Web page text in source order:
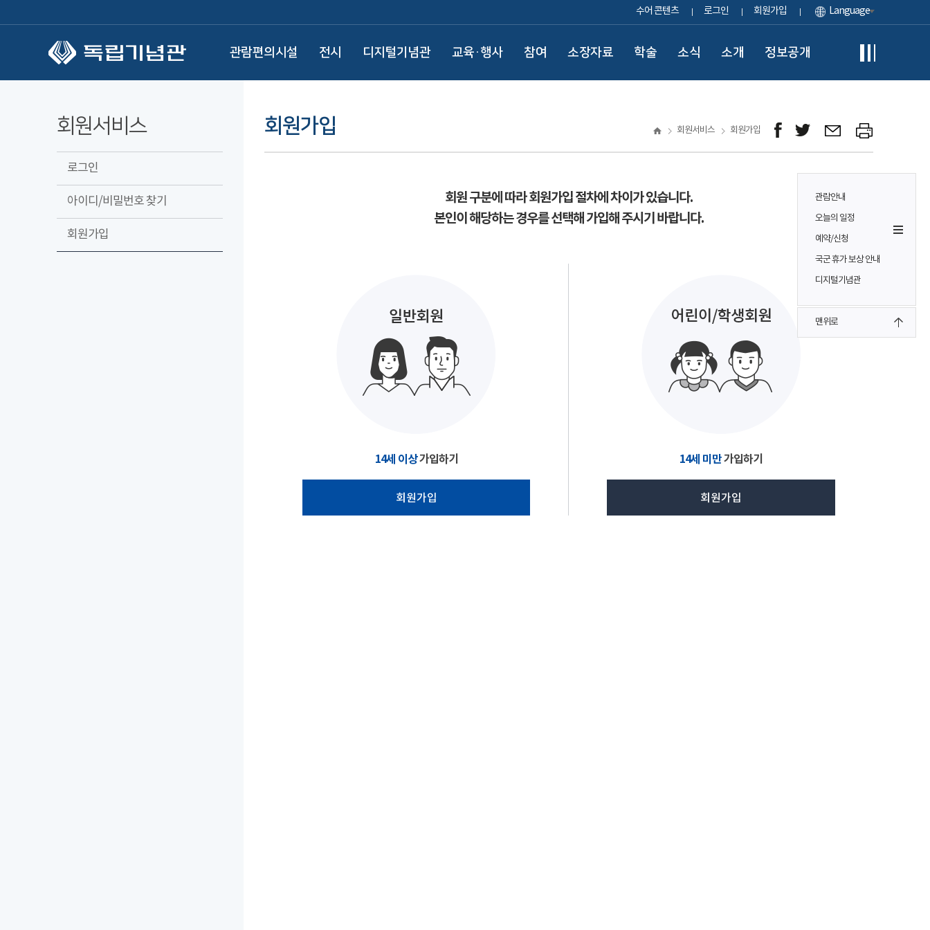
수어 콘텐츠 로그인 회원가입 Language
관람편의시설 전시 디지털기념관 교육·행사 참여 소장자료 학술 소식 소개 정보공개
회원서비스
로그인
아이디/비밀번호 찾기
회원가입
회원가입 회원서비스 회원가입
회원 구분에 따라 회원가입 절차에 차이가 있습니다.
본인이 해당하는 경우를 선택해 가입해 주시기 바랍니다.
14세 이상가입하기
회원가입
14세 미만가입하기
회원가입
관람안내
오늘의 일정
예약/신청
국군 휴가 보상 안내
디지털기념관
맨위로